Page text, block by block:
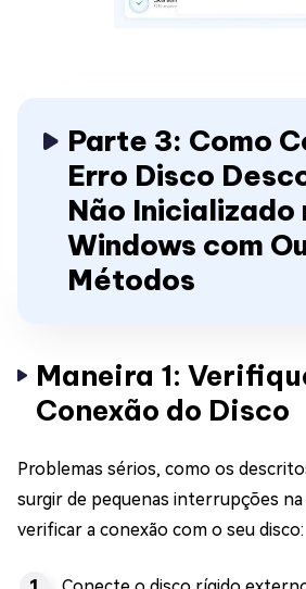
Parte 3: Como
Erro Disco
Não Inicializado
Windows com
Métodos
Maneira 1:
Conexão do Disco
Problemas sérios, como os
surgir de pequenas interrupções na
verificar a conexão com o seu disco: